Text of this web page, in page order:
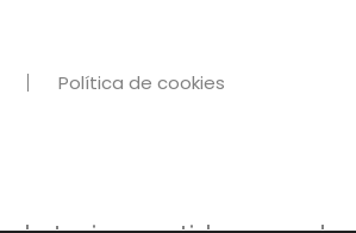
Política de cookies